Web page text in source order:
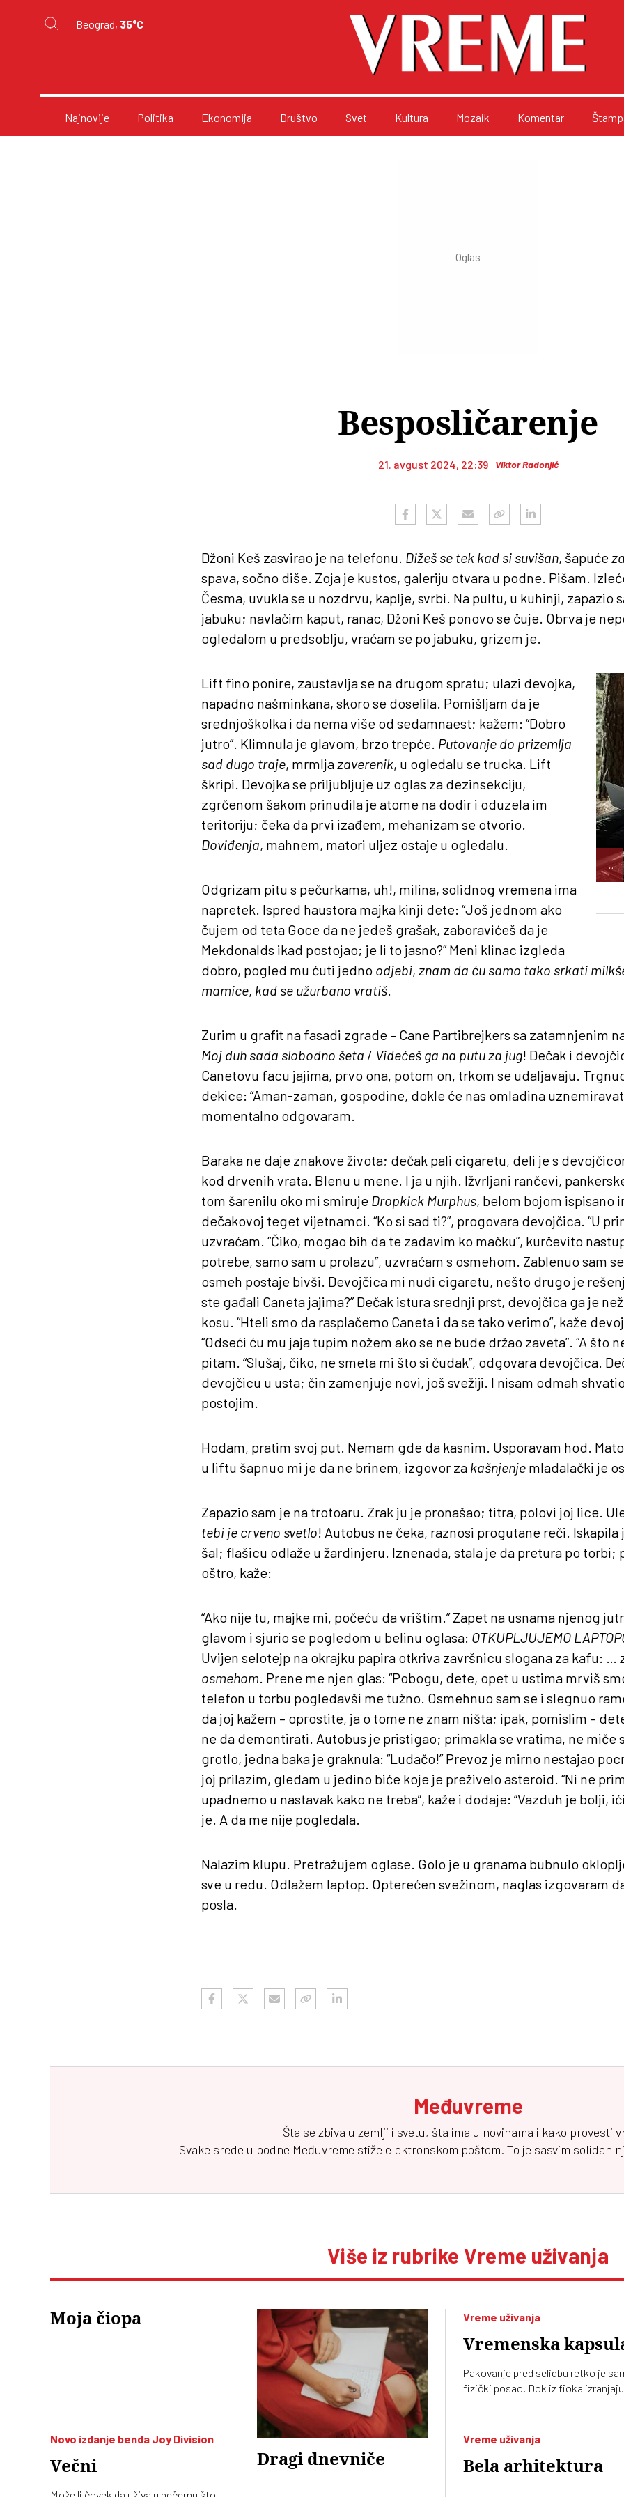
Beograd, 35°C
Najnovije Politika Ekonomija Društvo Svet Kultura Mozaik Komentar
Besposličarenje
21. avgust 2024, 22:39 Viktor Radonjić
Džoni Keš zasvirao je na telefonu. Dižeš se tek kad si suvišan, šapuće
spava, sočno diše. Zoja je kustos, galeriju otvara u podne. Pišam.
Česma, uvukla se u nozdrvu, kaplje, svrbi. Na pultu, u kuhinji, zapazio
jabuku; navlačim kaput, ranac, Džoni Keš ponovo se čuje. Obrva je
ogledalom u predsoblju, vraćam se po jabuku, grizem je.
…
Lift fino ponire, zaustavlja se na drugom spratu; ulazi devojka,
napadno našminkana, skoro se doselila. Pomišljam da je
srednjoškolka i da nema više od sedamnaest; kažem: “Dobro
jutro”. Klimnula je glavom, brzo trepće. Putovanje do prizemlja
sad dugo traje, mrmlja zaverenik, u ogledalu se trucka. Lift
škripi. Devojka se priljubljuje uz oglas za dezinsekciju,
zgrčenom šakom prinudila je atome na dodir i oduzela im
teritoriju; čeka da prvi izađem, mehanizam se otvorio.
Doviđenja, mahnem, matori uljez ostaje u ogledalu.
Odgrizam pitu s pečurkama, uh!, milina, solidnog vremena ima
napretek. Ispred haustora majka kinji dete: “Još jednom ako
čujem od teta Goce da ne jedeš grašak, zaboravićeš da je
Mekdonalds ikad postojao; je li to jasno?” Meni klinac izgleda
dobro, pogled mu ćuti jedno odjebi, znam da ću samo tako srkati
mamice, kad se užurbano vratiš.
Zurim u grafit na fasadi zgrade – Cane Partibrejkers sa zatamnjenim
Moj duh sada slobodno šeta / Videćeš ga na putu za jug! Dečak i
Canetovu facu jajima, prvo ona, potom on, trkom se udaljavaju.
dekice: “Aman-zaman, gospodine, dokle će nas omladina
momentalno odgovaram.
Baraka ne daje znakove života; dečak pali cigaretu, deli je s
kod drvenih vrata. Blenu u mene. I ja u njih. Ižvrljani rančevi,
tom šarenilu oko mi smiruje Dropkick Murphus, belom bojom ispisano
dečakovoj teget vijetnamci. “Ko si sad ti?”, progovara devojčica. “U
uzvraćam. “Čiko, mogao bih da te zadavim ko mačku”, kurčevito
potrebe, samo sam u prolazu”, uzvraćam s osmehom. Zablenuo sam
osmeh postaje bivši. Devojčica mi nudi cigaretu, nešto drugo je
ste gađali Caneta jajima?” Dečak istura srednji prst, devojčica ga je
kosu. “Hteli smo da rasplačemo Caneta i da se tako verimo”, kaže
“Odseći ću mu jaja tupim nožem ako se ne bude držao zaveta”. “A što
pitam. “Slušaj, čiko, ne smeta mi što si čudak”, odgovara devojčica.
devojčicu u usta; čin zamenjuje novi, još svežiji. I nisam odmah
postojim.
Hodam, pratim svoj put. Nemam gde da kasnim. Usporavam hod.
u liftu šapnuo mi je da ne brinem, izgovor za kašnjenjemladalački je
Zapazio sam je na trotoaru. Zrak ju je pronašao; titra, polovi joj lice.
tebi je crveno svetlo! Autobus ne čeka, raznosi progutane reči.
šal; flašicu odlaže u žardinjeru. Iznenada, stala je da pretura po torbi;
oštro, kaže:
“Ako nije tu, majke mi, počeću da vrištim.” Zapet na usnama njenog
glavom i sjurio se pogledom u belinu oglasa: OTKUPLJUJEMO
Uvijen selotejp na okrajku papira otkriva završnicu slogana za kafu: …
osmehom . Prene me njen glas: “Pobogu, dete, opet u ustima mrviš
telefon u torbu pogledavši me tužno. Osmehnuo sam se i slegnuo
da joj kažem – oprostite, ja o tome ne znam ništa; ipak, pomislim –
ne da demontirati. Autobus je pristigao; primakla se vratima, ne miče
grotlo, jedna baka je graknula: “Ludačo!” Prevoz je mirno nestajao
joj prilazim, gledam u jedino biće koje je preživelo asteroid. “Ni ne
upadnemo u nastavak kako ne treba”, kaže i dodaje: “Vazduh je bolji,
je. A da me nije pogledala.
Nalazim klupu. Pretražujem oglase. Golo je u granama bubnulo
sve u redu. Odlažem laptop. Opterećen svežinom, naglas izgovaram
posla.
Međuvreme
Šta se zbiva u zemlji i svetu, šta ima u novinama i kako provesti
Svake srede u podne Međuvreme stiže elektronskom poštom. To je sasvim solidan
Više iz rubrike Vreme uživanja
Dragi dnevniče
Moja čiopa Vreme uživanja
Vremenska
Pakovanje pred selidbu retko je
fizički posao. Dok iz fioka izranjaju
ponekad nije adresa, već ono što
nosimo sa sobom
Novo izdanje benda Joy Division
Večni
Vreme uživanja
Bela arhitektura